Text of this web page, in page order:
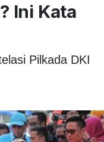
Ini Kata
Pilkada DKI